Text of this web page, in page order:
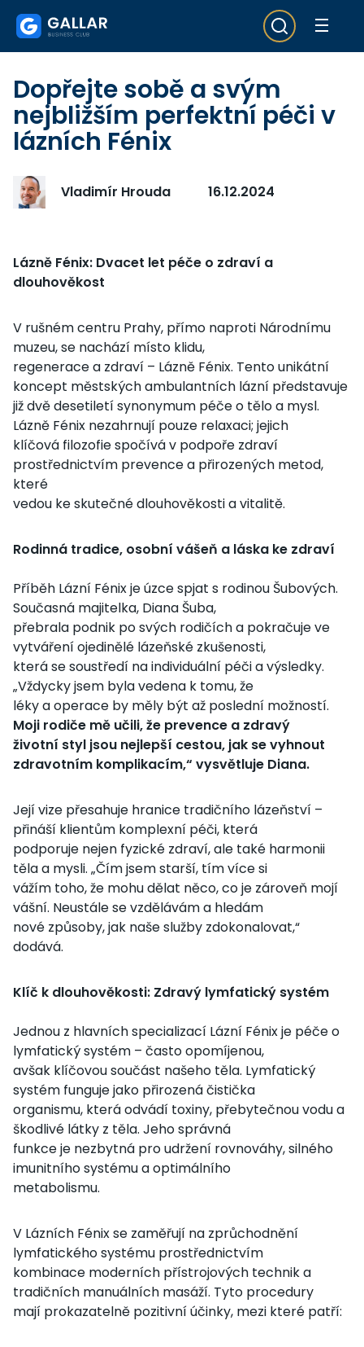
Dopřejte sobě a svým
nejbližším perfektní péči v
lázních Fénix
Vladimír Hrouda 16.12.2024
Lázně Fénix: Dvacet let péče o zdraví a
dlouhověkost
V rušném centru Prahy, přímo naproti Národnímu
muzeu, se nachází místo klidu,
regenerace a zdraví – Lázně Fénix. Tento unikátní
koncept městských ambulantních lázní představuje
již dvě desetiletí synonymum péče o tělo a mysl.
Lázně Fénix nezahrnují pouze relaxaci; jejich
klíčová filozofie spočívá v podpoře zdraví
prostřednictvím prevence a přirozených metod,
které
vedou ke skutečné dlouhověkosti a vitalitě.
Rodinná tradice, osobní vášeň a láska ke zdraví
Příběh Lázní Fénix je úzce spjat s rodinou Šubových.
Současná majitelka, Diana Šuba,
přebrala podnik po svých rodičích a pokračuje ve
vytváření ojedinělé lázeňské zkušenosti,
která se soustředí na individuální péči a výsledky.
„Vždycky jsem byla vedena k tomu, že
léky a operace by měly být až poslední možností.
Moji rodiče mě učili, že prevence a zdravý
životní styl jsou nejlepší cestou, jak se vyhnout
zdravotním komplikacím,“ vysvětluje Diana.
Její vize přesahuje hranice tradičního lázeňství –
přináší klientům komplexní péči, která
podporuje nejen fyzické zdraví, ale také harmonii
těla a mysli. „Čím jsem starší, tím více si
vážím toho, že mohu dělat něco, co je zároveň mojí
vášní. Neustále se vzdělávám a hledám
nové způsoby, jak naše služby zdokonalovat,“
dodává.
Klíč k dlouhověkosti: Zdravý lymfatický systém
Jednou z hlavních specializací Lázní Fénix je péče o
lymfatický systém – často opomíjenou,
avšak klíčovou součást našeho těla. Lymfatický
systém funguje jako přirozená čistička
organismu, která odvádí toxiny, přebytečnou vodu a
škodlivé látky z těla. Jeho správná
funkce je nezbytná pro udržení rovnováhy, silného
imunitního systému a optimálního
metabolismu.
V Lázních Fénix se zaměřují na zprůchodnění
lymfatického systému prostřednictvím
kombinace moderních přístrojových technik a
tradičních manuálních masáží. Tyto procedury
mají prokazatelně pozitivní účinky, mezi které patří: